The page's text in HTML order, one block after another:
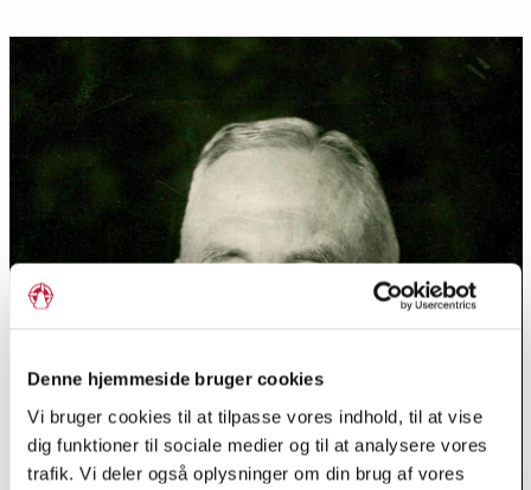
Denne hjemmeside bruger cookies
Vi bruger cookies til at tilpasse vores indhold, til at vise
dig funktioner til sociale medier og til at analysere vores
trafik. Vi deler også oplysninger om din brug af vores